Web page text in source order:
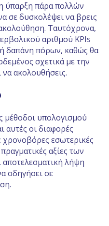
ύπαρξη πάρα πολλών
σε δυσκολέψει να βρεις
Ταυτόχρονα,
αριθμού KPIs
δαπάνη πόρων, καθώς θα
σχετικά με την
ακολουθήσεις.
μέθοδοι υπολογισμού
αυτές οι διαφορές
εσωτερικές
αξίες των
αποτελεσματική λήψη
οδηγήσει σε